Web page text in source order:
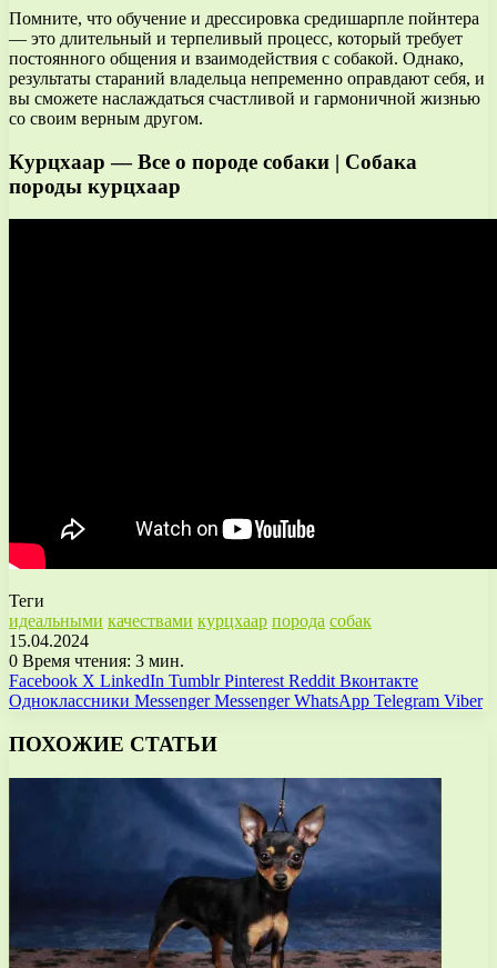
Помните, что обучение и дрессировка средишарпле пойнтера
— это длительный и терпеливый процесс, который требует
постоянного общения и взаимодействия с собакой. Однако,
результаты стараний владельца непременно оправдают себя, и
вы сможете наслаждаться счастливой и гармоничной жизнью
со своим верным другом.
Курцхаар — Все о породе собаки | Собака
породы курцхаар
Теги
идеальными качествами курцхаар порода собак
15.04.2024
0 Время чтения: 3 мин.
Facebook X LinkedIn Tumblr Pinterest Reddit Вконтакте
Одноклассники Messenger Messenger WhatsApp Telegram Viber
ПОХОЖИЕ СТАТЬИ